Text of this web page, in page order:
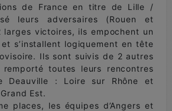
de France en titre de Lille /
leurs adversaires (Rouen et
larges victoires, ils empochent un
s’installent logiquement en tête
Ils sont suivis de 2 autres
toutes leurs rencontres
Deauville : Loire sur Rhône et
Est.
places, les équipes d’Angers et